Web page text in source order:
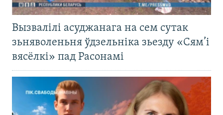
Вызвалілі асуджанага на сем сутак
зьняволеньня ўдзельніка зьезду «Сям’і
вясёлкі» пад Расонамі